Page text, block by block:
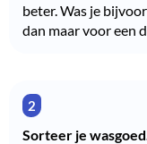
beter. Was je
dan maar voor een
Sorteer je wasgoed.